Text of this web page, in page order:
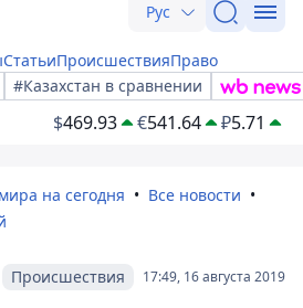
Рус
СтатьиПроисшествияПраво
#Казахстан в сравнении
$469.93 €541.64 ₽5.71
на сегодня
Все новости
17:49, 16 августа 2019
Происшествия